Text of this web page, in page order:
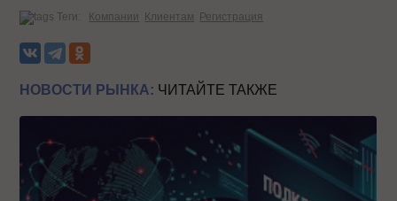
Теги: Компании Клиентам Регистрация
НОВОСТИ РЫНКА: ЧИТАЙТЕ ТАКЖЕ